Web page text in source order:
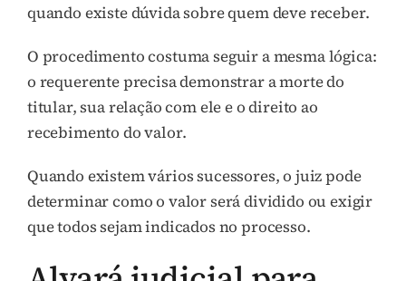
quando existe dúvida sobre quem deve receber.
O procedimento costuma seguir a mesma lógica:
o requerente precisa demonstrar a morte do
titular, sua relação com ele e o direito ao
recebimento do valor.
Quando existem vários sucessores, o juiz pode
determinar como o valor será dividido ou exigir
que todos sejam indicados no processo.